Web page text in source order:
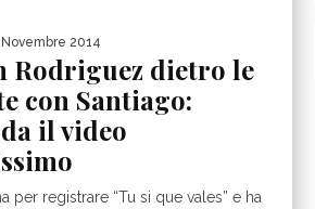
Novembre 2014
Rodriguez dietro le
con Santiago:
il video
per registrare “Tu si que vales” e ha